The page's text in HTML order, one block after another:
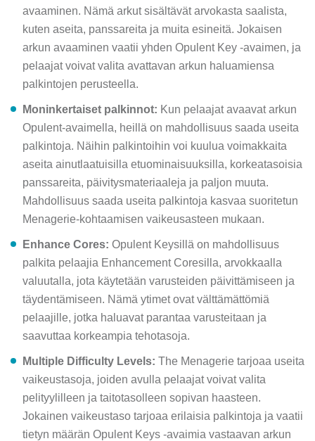
avaaminen. Nämä arkut sisältävät arvokasta saalista,
kuten aseita, panssareita ja muita esineitä. Jokaisen
arkun avaaminen vaatii yhden Opulent Key -avaimen, ja
pelaajat voivat valita avattavan arkun haluamiensa
palkintojen perusteella.
Moninkertaiset palkinnot: Kun pelaajat avaavat arkun
Opulent-avaimella, heillä on mahdollisuus saada useita
palkintoja. Näihin palkintoihin voi kuulua voimakkaita
aseita ainutlaatuisilla etuominaisuuksilla, korkeatasoisia
panssareita, päivitysmateriaaleja ja paljon muuta.
Mahdollisuus saada useita palkintoja kasvaa suoritetun
Menagerie-kohtaamisen vaikeusasteen mukaan.
Enhance Cores: Opulent Keysillä on mahdollisuus
palkita pelaajia Enhancement Coresilla, arvokkaalla
valuutalla, jota käytetään varusteiden päivittämiseen ja
täydentämiseen. Nämä ytimet ovat välttämättömiä
pelaajille, jotka haluavat parantaa varusteitaan ja
saavuttaa korkeampia tehotasoja.
Multiple Difficulty Levels: The Menagerie tarjoaa useita
vaikeustasoja, joiden avulla pelaajat voivat valita
pelityylilleen ja taitotasolleen sopivan haasteen.
Jokainen vaikeustaso tarjoaa erilaisia palkintoja ja vaatii
tietyn määrän Opulent Keys -avaimia vastaavan arkun